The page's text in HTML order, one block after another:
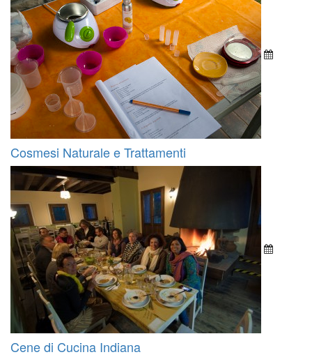
Cosmesi Naturale e Trattamenti
Cene di Cucina Indiana